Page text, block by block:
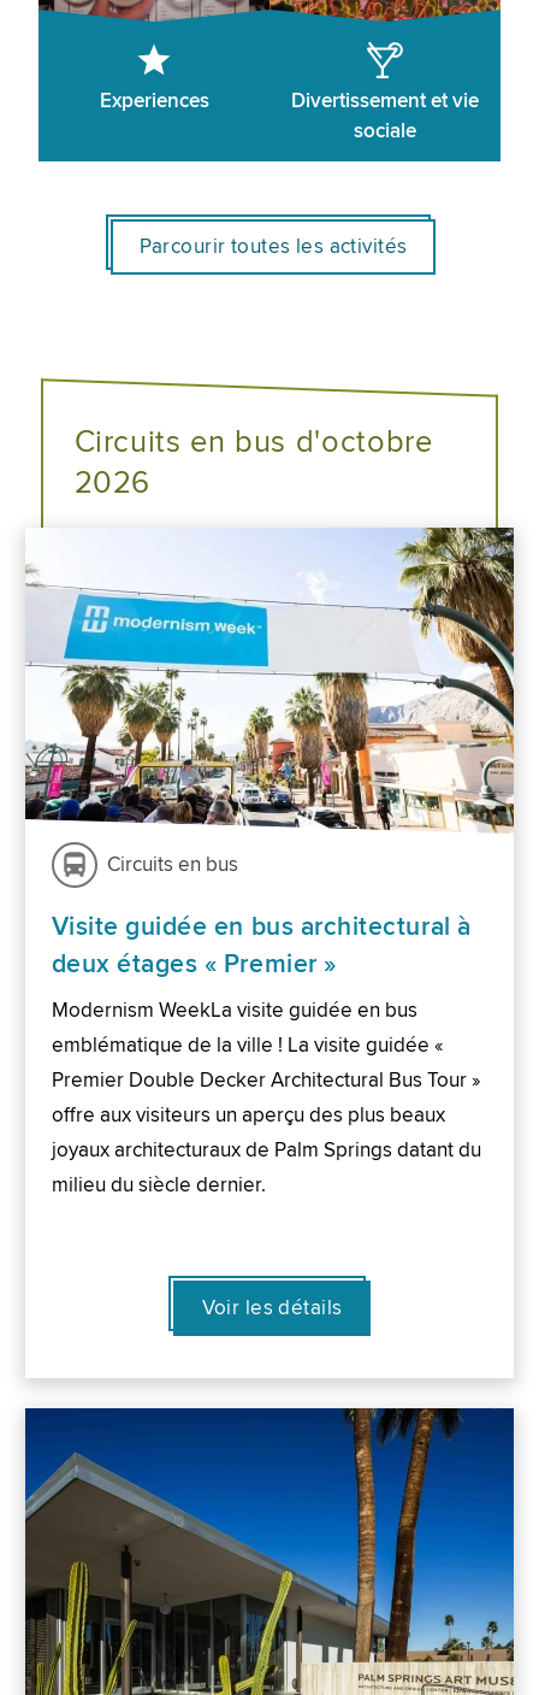
Experiences
Divertissement et vie
sociale
Parcourir toutes les activités
Circuits en bus d'octobre
2026
Circuits en bus
Visite guidée en bus architectural à
deux étages « Premier »
Modernism WeekLa visite guidée en bus
emblématique de la ville ! La visite guidée «
Premier Double Decker Architectural Bus Tour »
offre aux visiteurs un aperçu des plus beaux
joyaux architecturaux de Palm Springs datant du
milieu du siècle dernier.
Voir les détails